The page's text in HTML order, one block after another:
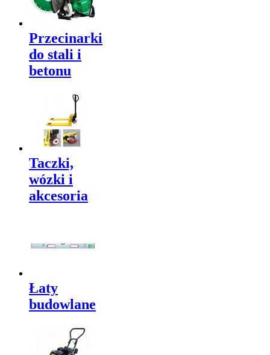
Przecinarki
do stali i
betonu
Taczki,
wózki i
akcesoria
Łaty
budowlane